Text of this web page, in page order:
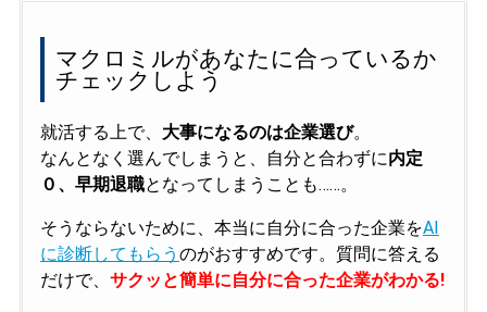
マクロミルがあなたに合っているか
チェックしよう
就活する上で、 大事になるのは企業選び。
なんとなく選んでしまうと、自分と合わずに内定
０、早期退職となってしまうことも……。
そうならないために、本当に自分に合った企業をAI
に診断してもらう のがおすすめです。質問に答える
だけで、 サクッと簡単に自分に合った企業がわかる!